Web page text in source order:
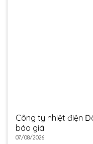
Công ty nhiệt điện
báo giá
07/08/2026